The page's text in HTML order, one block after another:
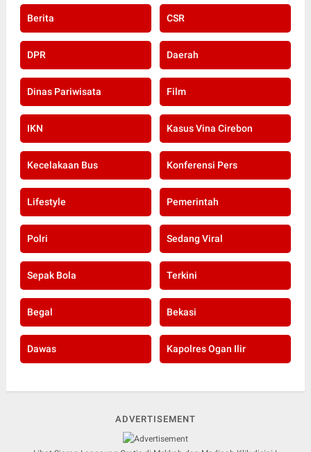
Berita CSR
DPR Daerah
Dinas Pariwisata Film
IKN Kasus Vina Cirebon
Kecelakaan Bus Konferensi Pers
Lifestyle Pemerintah
Polri Sedang Viral
Sepak Bola Terkini
Begal Bekasi
Dawas Kapolres Ogan Ilir
ADVERTISEMENT